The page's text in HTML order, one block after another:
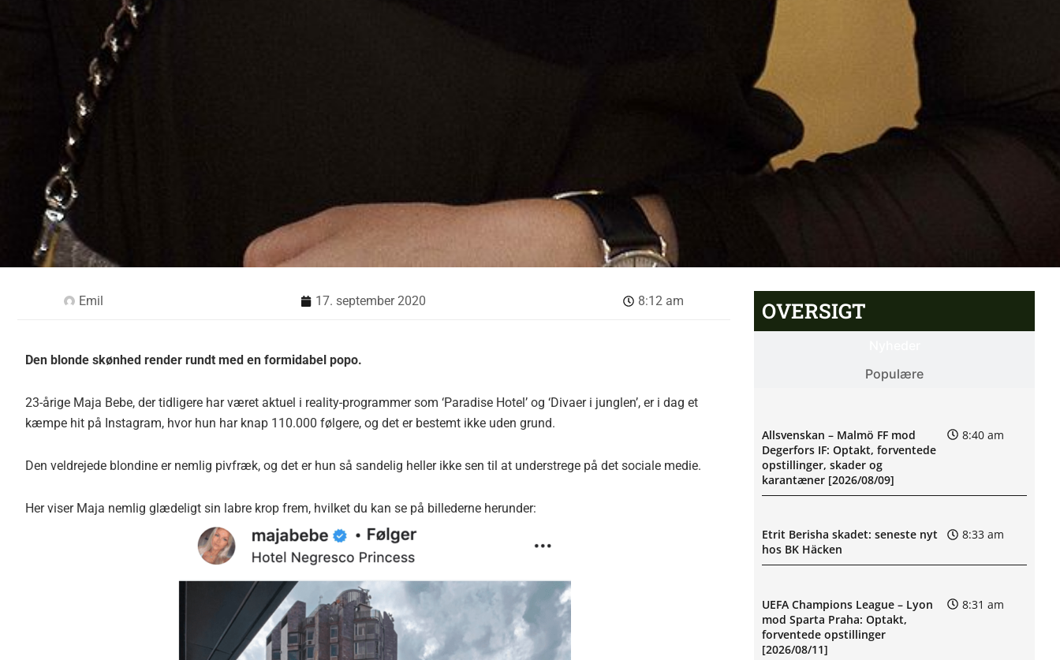
Emil 17. september 2020 8:12 am
Den blonde skønhed render rundt med en formidabel popo.
23-årige Maja Bebe, der tidligere har været aktuel i reality-programmer som ‘Paradise Hotel’ og ‘Divaer i junglen’, er i dag et
kæmpe hit på Instagram, hvor hun har knap 110.000 følgere, og det er bestemt ikke uden grund.
Den veldrejede blondine er nemlig pivfræk, og det er hun så sandelig heller ikke sen til at understrege på det sociale medie.
Her viser Maja nemlig glædeligt sin labre krop frem, hvilket du kan se på billederne herunder:
OVERSIGT
Populære
Allsvenskan – Malmö FF mod
Degerfors IF: Optakt, forventede
opstillinger, skader og
karantæner [2026/08/09]
8:40 am
Etrit Berisha skadet: seneste nyt
hos BK Häcken
8:33 am
UEFA Champions League – Lyon
mod Sparta Praha: Optakt,
forventede opstillinger
[2026/08/11]
8:31 am